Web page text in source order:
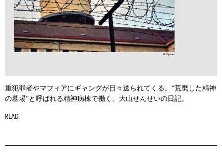
重犯罪者やマフィアにギャングが日々送られてくる。“荒廃した精神
の墓場“と呼ばれる精神病棟で働く、大山せんせいの日記。
READ